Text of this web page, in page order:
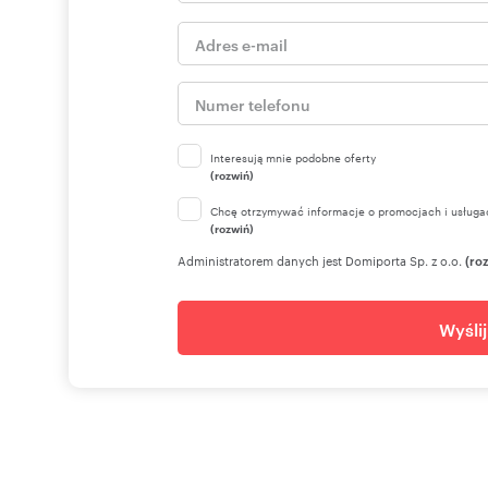
odpowiedzialności cywilnej oraz karnej.
Niniejsze materiały stanowią tajemnicę firmy
rozumieniu ustawy z dnia 16 kwietnia 1993 r. o
Niniejsze ogłoszenie nie stanowi oferty w rozumieniu
Oferta wysłana z programu dla biur nieruchomości
Numer oferty: 585/6682/OOS
Interesują mnie podobne oferty
(rozwiń)
Chcę otrzymywać informacje o promocjach i
(rozwiń)
Administratorem danych jest Domiporta Sp. z o.o.